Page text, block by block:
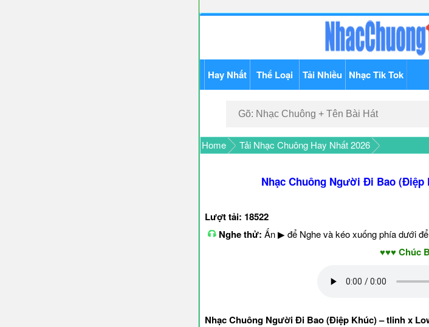
Hay Nhất Thể Loại Tải Nhiều Nhạc Tik Tok
Home Tải Nhạc Chuông Hay Nhất 2026
Nhạc Chuông Người Đi Bao (Điệp
Lượt tải: 18522
Nghe thử: Ấn ▶ để Nghe và kéo xuống phía dưới
♥♥♥ Chúc Bạn
Nhạc Chuông Người Đi Bao (Điệp Khúc) – tlinh x